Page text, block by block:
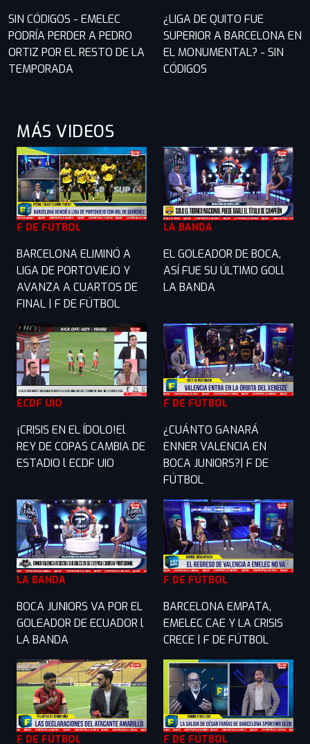
SIN CÓDIGOS - EMELEC
PODRÍA PERDER A PEDRO
ORTIZ POR EL RESTO DE LA
TEMPORADA
¿LIGA DE QUITO FUE
SUPERIOR A BARCELONA EN
EL MONUMENTAL? - SIN
CÓDIGOS
MÁS VIDEOS
F DE FÚTBOL
BARCELONA ELIMINÓ A
LIGA DE PORTOVIEJO Y
AVANZA A CUARTOS DE
FINAL | F DE FÚTBOL
LA BANDA
EL GOLEADOR DE BOCA,
ASÍ FUE SU ÚLTIMO GOLl
LA BANDA
ECDF UIO
¡CRISIS EN EL ÍDOLO!El
REY DE COPAS CAMBIA DE
ESTADIO l ECDF UIO
F DE FÚTBOL
¿CUÁNTO GANARÁ
ENNER VALENCIA EN
BOCA JUNIORS?| F DE
FÚTBOL
LA BANDA
BOCA JUNIORS VA POR EL
GOLEADOR DE ECUADOR l
LA BANDA
F DE FÚTBOL
BARCELONA EMPATA,
EMELEC CAE Y LA CRISIS
CRECE | F DE FÚTBOL
F DE FÚTBOL F DE FÚTBOL